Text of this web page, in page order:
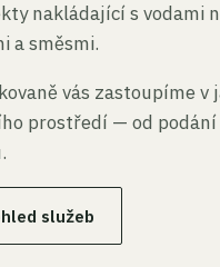
nakládající s vodami
a směsmi.
vás zastoupíme
prostředí — od podání
služeb